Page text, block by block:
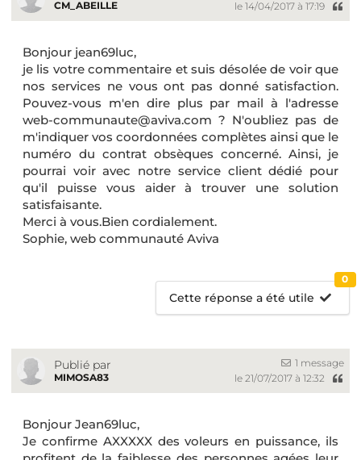
CM_ABEILLE
le 14/04/2017 à 17:19
Bonjour jean69luc,
je lis votre commentaire et suis désolée de voir que
nos services ne vous ont pas donné satisfaction.
Pouvez-vous m'en dire plus par mail à l'adresse
web-communaute@aviva.com ? N'oubliez pas de
m'indiquer vos coordonnées complètes ainsi que le
numéro du contrat obsèques concerné. Ainsi, je
pourrai voir avec notre service client dédié pour
qu'il puisse vous aider à trouver une solution
satisfaisante.
Merci à vous.Bien cordialement.
Sophie, web communauté Aviva
Cette réponse a été utile
0
Publié par
MIMOSA83
1 message
le 21/07/2017 à 12:32
Bonjour Jean69luc,
Je confirme AXXXXX des voleurs en puissance, ils